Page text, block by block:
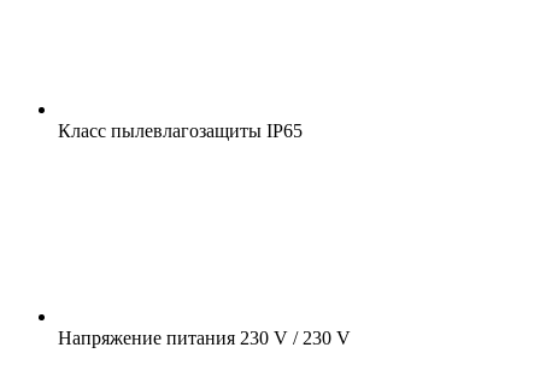
Класс пылевлагозащиты IP65
Напряжение питания 230 V / 230 V